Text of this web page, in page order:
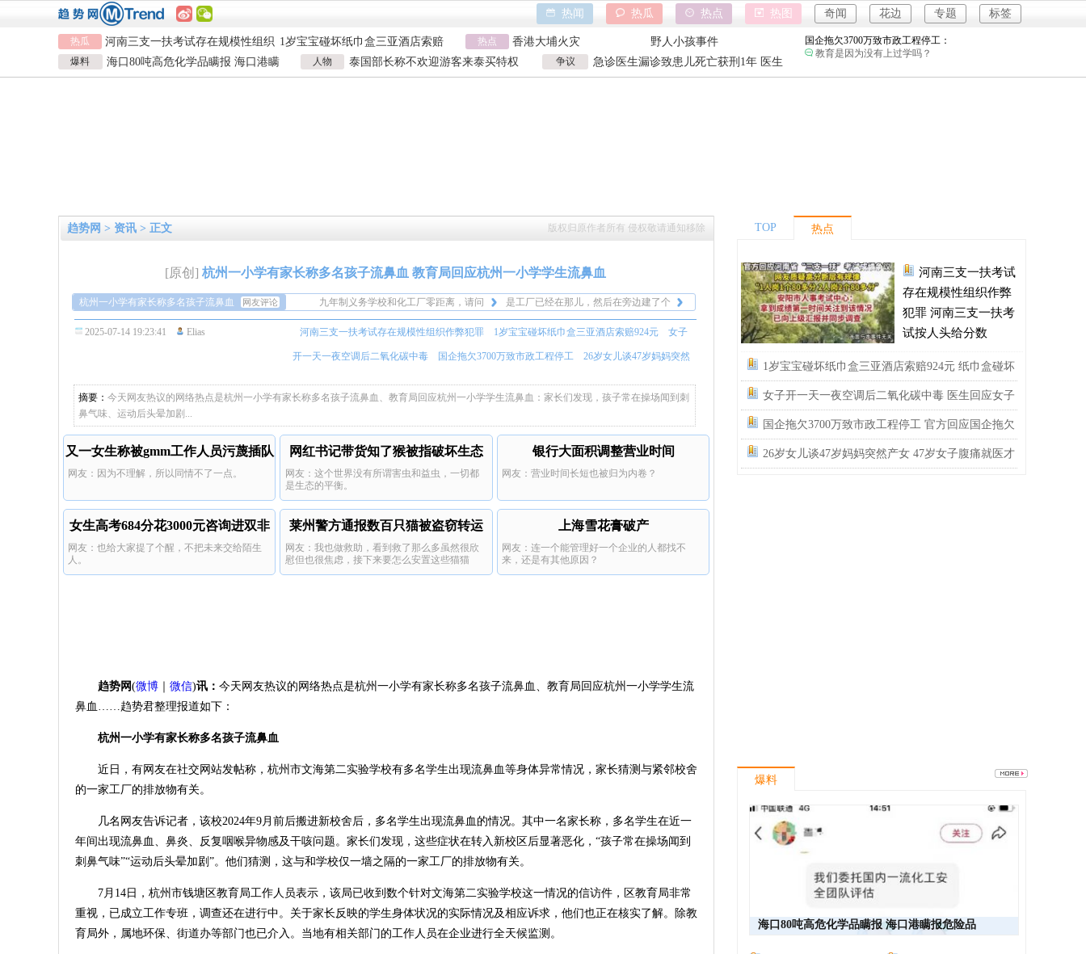
标签
专题
花边
奇闻
热图
热点
热瓜
热闻
热瓜
河南三支一扶考试存在规模性组织
作弊犯罪
924元
女子开一天一夜空调后二氧化碳中
毒
国企拖欠3700万致市政工程停工
26岁女儿谈47岁妈妈突然产女
儿子举报身价上亿父亲说家已破碎
河南三支一扶考试存在规模性组织 1岁宝宝碰坏纸巾盒三亚酒店索赔
热点
香港大埔火灾
野人小孩事件
天水血铅异常事件
山西大同订婚强奸案
特朗普泽连斯基吵架
吉林大爷救助重庆游客
香港大埔火灾
野人小孩事件
爆料
海口80吨高危化学品瞒报 海口港瞒
报危险品
人物
泰国部长称不欢迎游客来泰买特权
泰国部长争议发言
争议
急诊医生漏诊致患儿死亡获刑1年 医生
漏诊获刑
小房间要留条缝，不然整天呆着容易头昏脑胀，
国企拖欠3700万致市政工程停工：
教育是因为没有上过学吗？
26岁女儿谈47岁妈妈突然产女：
女子开一天一夜空调后二氧化碳中毒：
精神不振，缺氧。
国企拖欠3700万致市政工程停工：
教育是因为没有上过学吗？
26岁女儿谈47岁妈妈突然产女：
这是没给孩子说，怕孩子不同意吧…
民政局没有通网吗？为什么这么多假结婚证？
趋势网 > 资讯 > 正文 版权归原作者所有 侵权敬请通知移除
[原创] 杭州一小学有家长称多名孩子流鼻血 教育局回应杭州一小学学生流鼻血
杭州一小学有家长称多名孩子流鼻血 网友评论
这合理吗？
校区？这个校区的选址是怎么通过的？
学校里气味还是很刺鼻，在学校里待了
我就是文二的家长，我们班级搞了一个
个孩子肯定是有的。
厂建是真的奇葩。
测，这是负责任的态度，期待检测结果
公正透明，为公众健康护航。
九年制义务学校和化工厂零距离，请问
这合理吗？
是工厂已经在那儿，然后在旁边建了个
校区？这个校区的选址是怎么通过的？
学校里气味还是很刺鼻，在学校里待了
一会，有点头疼和喉咙疼。
我就是文二的家长，我们班级搞了一个
接龙，流鼻血的孩子几乎占一半，几百
个孩子肯定是有的。
跑道有没有问题不好说，但学校挨着工
厂建是真的奇葩。
成立工作专班调查此事并进行全面检
测，这是负责任的态度，期待检测结果
2025-07-14 19:23:41 Elias 河南三支一扶考试存在规模性组织作弊犯罪 1岁宝宝碰坏纸巾盒三亚酒店索赔924元 女子
开一天一夜空调后二氧化碳中毒 国企拖欠3700万致市政工程停工 26岁女儿谈47岁妈妈突然
摘要： 今天网友热议的网络热点是杭州一小学有家长称多名孩子流鼻血、教育局回应杭州一小学学生流鼻血：家长们发现，孩子常在操场闻到刺
鼻气味、运动后头晕加剧...
又一女生称被gmm工作人员污蔑插队
网友：因为不理解，所以同情不了一点。
网红书记带货知了猴被指破坏生态
网友：这个世界没有所谓害虫和益虫，一切都
是生态的平衡。
银行大面积调整营业时间
网友：营业时间长短也被归为内卷？
女生高考684分花3000元咨询进双非
网友：也给大家提了个醒，不把未来交给陌生
人。
莱州警方通报数百只猫被盗窃转运
网友：我也做救助，看到救了那么多虽然很欣
慰但也很焦虑，接下来要怎么安置这些猫猫
呢。
上海雪花膏破产
网友：连一个能管理好一个企业的人都找不
来，还是有其他原因？
趋势网(微博 微信)讯： 今天网友热议的网络热点是杭州一小学有家长称多名孩子流鼻血、教育局回应杭州一小学学生流
鼻血……趋势君整理报道如下：
杭州一小学有家长称多名孩子流鼻血
近日，有网友在社交网站发帖称，杭州市文海第二实验学校有多名学生出现流鼻血等身体异常情况，家长猜测与紧邻校舍
的一家工厂的排放物有关。
几名网友告诉记者，该校2024年9月前后搬进新校舍后，多名学生出现流鼻血的情况。其中一名家长称，多名学生在近一
年间出现流鼻血、鼻炎、反复咽喉异物感及干咳问题。家长们发现，这些症状在转入新校区后显著恶化，“孩子常在操场闻到
刺鼻气味”“运动后头晕加剧”。他们猜测，这与和学校仅一墙之隔的一家工厂的排放物有关。
7月14日，杭州市钱塘区教育局工作人员表示，该局已收到数个针对文海第二实验学校这一情况的信访件，区教育局非常
重视，已成立工作专班，调查还在进行中。关于家长反映的学生身体状况的实际情况及相应诉求，他们也正在核实了解。除教
育局外，属地环保、街道办等部门也已介入。当地有相关部门的工作人员在企业进行全天候监测。
TOP 热点
河南三支一扶考试
存在规模性组织作弊
犯罪 河南三支一扶考
试按人头给分数
1岁宝宝碰坏纸巾盒三亚酒店索赔924元 纸巾盒碰坏
酒店索赔924
女子开一天一夜空调后二氧化碳中毒 医生回应女子
吹空调中毒
国企拖欠3700万致市政工程停工 官方回应国企拖欠
3700万工程款
26岁女儿谈47岁妈妈突然产女 47岁女子腹痛就医才
爆料
海口80吨高危化学品瞒报 海口港瞒报危险品